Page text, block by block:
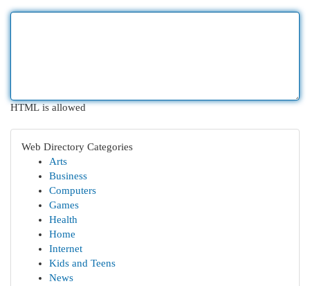
HTML is allowed
Web Directory Categories
Arts
Business
Computers
Games
Health
Home
Internet
Kids and Teens
News